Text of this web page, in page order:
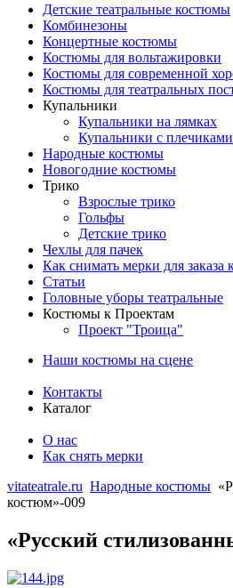
Детские театральные костюмы
Комбинезоны
Концертные костюмы
Костюмы для вольтажировки
Костюмы для современной
Костюмы для театральных
Купальники
Купальники на лямках
Купальники с плечиками
Народные костюмы
Новогодние костюмы
Трико
Взрослые трико
Гольфы
Детские трико
Чехлы для пачек
Как снимать мерки для заказа
Статьи
Головные уборы театральные
Костюмы к Проектам
Проект "Троица"
Наши костюмы на сцене
Контакты
Каталог
О нас
Как снять мерки
vitateatrale.ru Народные костюмы
костюм»-009
«Русский